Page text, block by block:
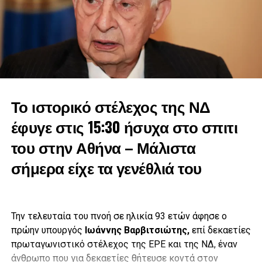
Στη μακρά πορεία του ανέλαβε όποια θέση του ζητήθηκε
και ήταν παρών σε όποια μάχη και αν χρειάστηκε να
δώσει. Με ξεχωριστή την αναθεώρηση του Συντάγματος
του 1961», είπε και μοιράστηκε και προσωπικές ιστορίες
με τον πολιτικό που έφυγε από τη ζωή.
Το ιστορικό στέλεχος της ΝΔ
έφυγε στις 15:30 ήσυχα στο σπιτι
του στην Αθήνα – Μάλιστα
σήμερα είχε τα γενέθλιά του
Την τελευταία του πνοή σε ηλικία 93 ετών άφησε ο
πρώην υπουργός Ιωάννης Βαρβιτσιώτης,επί δεκαετίες
πρωταγωνιστικό στέλεχος της ΕΡΕ και της ΝΔ, έναν
άνθρωπο που για δεκαετίες θήτευσε κοντά στον